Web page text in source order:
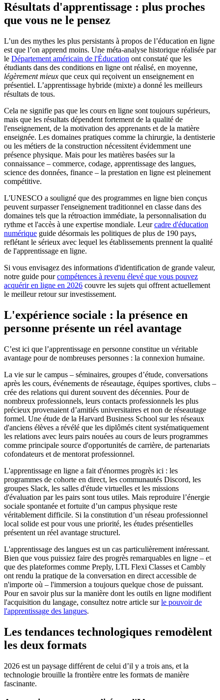
Résultats d'apprentissage : plus proches
que vous ne le pensez
L’un des mythes les plus persistants à propos de l’éducation en ligne
est que l’on apprend moins. Une méta-analyse historique réalisée par
le Département américain de l'Éducation ont constaté que les
étudiants dans des conditions en ligne ont réalisé, en moyenne,
légèrement mieux que ceux qui reçoivent un enseignement en
présentiel. L’apprentissage hybride (mixte) a donné les meilleurs
résultats de tous.
Cela ne signifie pas que les cours en ligne sont toujours supérieurs,
mais que les résultats dépendent fortement de la qualité de
l'enseignement, de la motivation des apprenants et de la matière
enseignée. Les domaines pratiques comme la chirurgie, la dentisterie
ou les métiers de la construction nécessitent évidemment une
présence physique. Mais pour les matières basées sur la
connaissance – commerce, codage, apprentissage des langues,
science des données, finance – la prestation en ligne est pleinement
compétitive.
L'UNESCO a souligné que des programmes en ligne bien conçus
peuvent surpasser l'enseignement traditionnel en classe dans des
domaines tels que la rétroaction immédiate, la personnalisation du
rythme et l'accès à une expertise mondiale. Leurcadre d'éducation
numérique guide désormais les politiques de plus de 190 pays,
reflétant le sérieux avec lequel les établissements prennent la qualité
de l'apprentissage en ligne.
Si vous envisagez des informations d'identification de grande valeur,
notre guide pourcompétences à revenu élevé que vous pouvez
acquérir en ligne en 2026 couvre les sujets qui offrent actuellement
le meilleur retour sur investissement.
L'expérience sociale : la présence en
personne présente un réel avantage
C’est ici que l’apprentissage en personne constitue un véritable
avantage pour de nombreuses personnes : la connexion humaine.
La vie sur le campus – séminaires, groupes d’étude, conversations
après les cours, événements de réseautage, équipes sportives, clubs –
crée des relations qui durent souvent des décennies. Pour de
nombreux professionnels, leurs contacts professionnels les plus
précieux provenaient d’amitiés universitaires et non de réseautage
formel. Une étude de la Harvard Business School sur les réseaux
d'anciens élèves a révélé que les diplômés citent systématiquement
les relations avec leurs pairs nouées au cours de leurs programmes
comme principale source d'opportunités de carrière, de partenariats
cofondateurs et de mentorat professionnel.
L'apprentissage en ligne a fait d'énormes progrès ici : les
programmes de cohorte en direct, les communautés Discord, les
groupes Slack, les salles d'étude virtuelles et les missions
d'évaluation par les pairs sont tous utiles. Mais reproduire l’énergie
sociale spontanée et fortuite d’un campus physique reste
véritablement difficile. Si la constitution d’un réseau professionnel
local solide est pour vous une priorité, les études présentielles
présentent un réel avantage structurel.
L'apprentissage des langues est un cas particulièrement intéressant.
Bien que vous puissiez faire des progrès remarquables en ligne – et
que des plateformes comme Preply, LTL Flexi Classes et Cambly
ont rendu la pratique de la conversation en direct accessible de
n'importe où – l'immersion a toujours quelque chose de puissant.
Pour en savoir plus sur la manière dont les outils en ligne modifient
l'acquisition du langage, consultez notre article surle pouvoir de
l'apprentissage des langues.
Les tendances technologiques remodèlent
les deux formats
2026 est un paysage différent de celui d’il y a trois ans, et la
technologie brouille la frontière entre les formats de manière
fascinante.